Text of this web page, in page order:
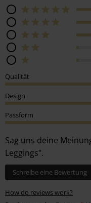
Qualität
Design
Passform
Sag uns deine
Leggings".
Schreibe eine Bewertung
How do reviews work?